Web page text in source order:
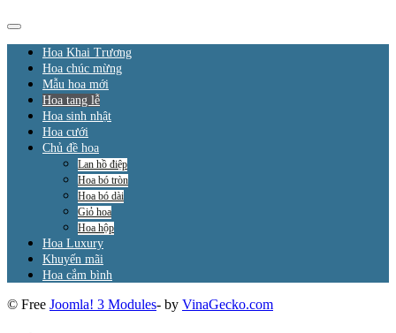
Hoa Khai Trương
Hoa chúc mừng
Mẫu hoa mới
Hoa tang lễ
Hoa sinh nhật
Hoa cưới
Chủ đề hoa
Lan hồ điệp
Hoa bó tròn
Hoa bó dài
Giỏ hoa
Hoa hộp
Hoa Luxury
Khuyến mãi
Hoa cắm bình
© Free Joomla! 3 Modules- by VinaGecko.com